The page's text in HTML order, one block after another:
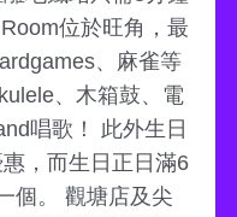
位於旺角，最
、麻雀等
、木箱鼓、電
唱歌！ 此外生日
，而生日正日滿6
個。 觀塘店及尖